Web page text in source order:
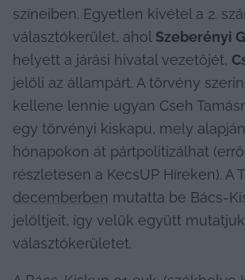
színeiben. Egyetlen kivétel a 2.
választókerület, ahol Szeberényi
helyett a járási hivatal vezetőjét,
jelöli az állampárt. A törvény
kellene lennie ugyan Cseh
egy törvényi kiskapu, mely
hónapokon át pártpolitizálhat
részletesen a KecsUP Híreken). A
decemberben mutatta be Bács-
jelöltjeit, így velük együtt
választókerületet.